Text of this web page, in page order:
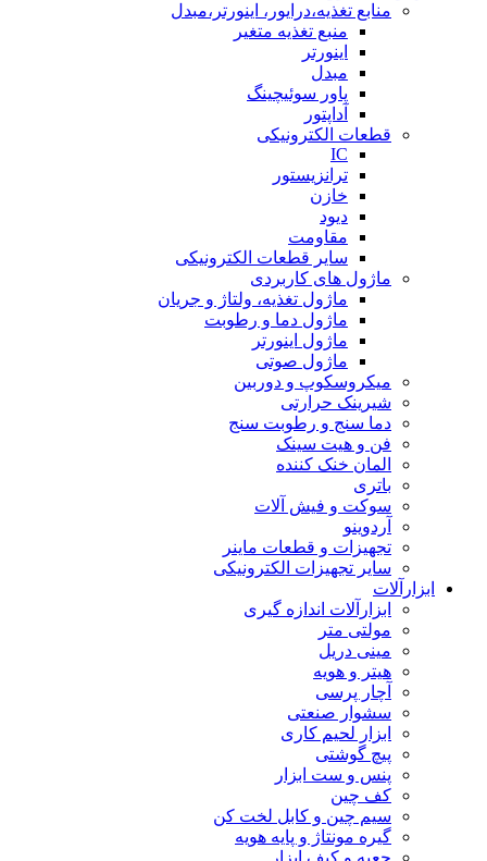
منابع تغذیه،درایور، اینورتر،مبدل
منبع تغذیه متغیر
اینورتر
مبدل
پاور سوئیچینگ
آداپتور
قطعات الکترونیکی
IC
ترانزیستور
خازن
دیود
مقاومت
سایر قطعات الکترونیکی
ماژول های کاربردی
ماژول تغذیه، ولتاژ و جریان
ماژول دما و رطوبت
ماژول اینورتر
ماژول صوتی
میکروسکوپ و دوربین
شیرینک حرارتی
دما سنج و رطوبت سنج
فن و هیت سینک
المان خنک کننده
باتری
سوکت و فیش آلات
آردوینو
تجهیزات و قطعات ماینر
سایر تجهیزات الکترونیکی
ابزارآلات
ابزارآلات اندازه گیری
مولتی متر
مینی دریل
هیتر و هویه
آچار پرسی
سشوار صنعتی
ابزار لحیم کاری
پیچ گوشتی
پنس و ست ابزار
کف چین
سیم چین و کابل لخت کن
گیره مونتاژ و پایه هویه
جعبه و کیف ابزار